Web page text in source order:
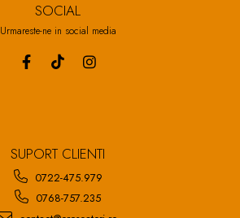
SOCIAL
Urmareste-ne in social media
SUPORT CLIENTI
0722-475.979
0768-757.235